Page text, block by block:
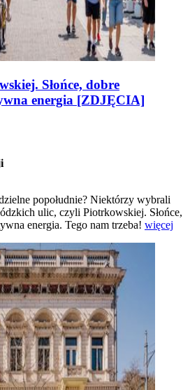
Słońce, dobre
energia [ZDJĘCIA]
popołudnie? Niektórzy wybrali
ulic, czyli Piotrkowskiej. Słońce,
energia. Tego nam trzeba! więcej